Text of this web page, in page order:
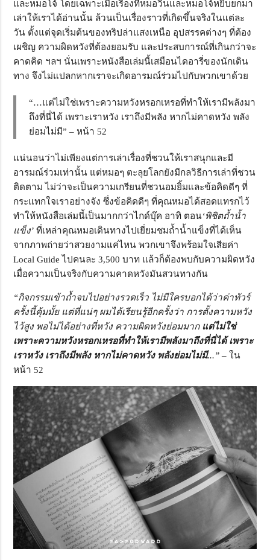
และหมอโจ้ โดยเฉพาะเมื่อเรื่องที่หมอวินและหมอโจ้หยิบยกมา
เล่าให้เราได้อ่านนั้น ล้วนเป็นเรื่องราวที่เกิดขึ้นจริงในแต่ละ
วัน ตั้งแต่จุดเริ่มต้นของทริปล่าแสงเหนือ อุปสรรคต่างๆ ที่ต้อง
เผชิญ ความผิดหวังที่ต้องยอมรับ และประสบการณ์ที่เกินกว่าจะ
คาดคิด ฯลฯ นั่นเพราะหนังสือเล่มนี้เสมือนไดอารี่ของนักเดิน
ทาง จึงไม่แปลกหากเราจะเกิดอารมณ์ร่วมไปกับพวกเขาด้วย
“…แต่ไม่ใช่เพราะความหวังหรอกเหรอที่ทำให้เรามีพลังมา
ถึงที่นี่ได้ เพราะเราหวัง เราถึงมีพลัง หากไม่คาดหวัง พลัง
ย่อมไม่มี” – หน้า 52
แน่นอนว่าไม่เพียงแต่การเล่าเรื่องที่ชวนให้เราสนุกและมี
อารมณ์ร่วมเท่านั้น แต่หมอๆ ตะลุยโลกยังมีกลวิธีการเล่าที่ชวน
ติดตาม ไม่ว่าจะเป็นความเกรียนที่ชวนอมยิ้มและข้อคิดดีๆ ที่
กระแทกใจเราอย่างจัง ซึ่งข้อคิดดีๆ ที่คุณหมอได้สอดแทรกไว้
ทำให้หนังสือเล่มนี้เป็นมากกว่าไกด์บุ๊ค อาทิ ตอน‘พิชิตถ้ำน้ำ
แข็ง’ ที่เหล่าคุณหมอเดินทางไปเยี่ยมชมถ้ำน้ำแข็งที่ได้เห็น
จากภาพถ่ายว่าสวยงามแค่ไหน พวกเขาจึงพร้อมใจเสียค่า
Local Guide ไปคนละ 3,500 บาท แล้วก็ต้องพบกับความผิดหวัง
เมื่อความเป็นจริงกับความคาดหวังมันสวนทางกัน
“กิจกรรมเข้าถ้ำจบไปอย่างรวดเร็ว ไม่มีใครบอกได้ว่าค่าทัวร์
ครั้งนี้คุ้มมั้ย แต่ที่แน่ๆ ผมได้เรียนรู้อีกครั้งว่า การตั้งความหวัง
ไว้สูง พอไม่ได้อย่างที่หวัง ความผิดหวังย่อมมาก แต่ไม่ใช่
เพราะความหวังหรอกเหรอที่ทำให้เรามีพลังมาถึงที่นี่ได้ เพราะ
เราหวัง เราถึงมีพลัง หากไม่คาดหวัง พลังย่อมไม่มี...”– ใน
หน้า 52